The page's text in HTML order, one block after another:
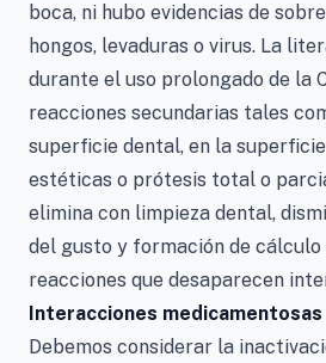
boca, ni hubo evidencias de
hongos, levaduras o virus. La
durante el uso prolongado de la
reacciones secundarias tales
superficie dental, en la
estéticas o prótesis total o
elimina con limpieza dental,
del gusto y formación de
reacciones que desaparecen
Interacciones
Debemos considerar la